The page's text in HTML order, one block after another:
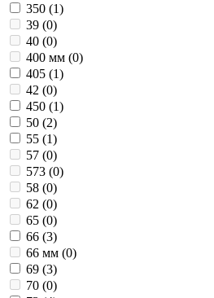
350 (1)
39 (0)
40 (0)
400 мм (0)
405 (1)
42 (0)
450 (1)
50 (2)
55 (1)
57 (0)
573 (0)
58 (0)
62 (0)
65 (0)
66 (3)
66 мм (0)
69 (3)
70 (0)